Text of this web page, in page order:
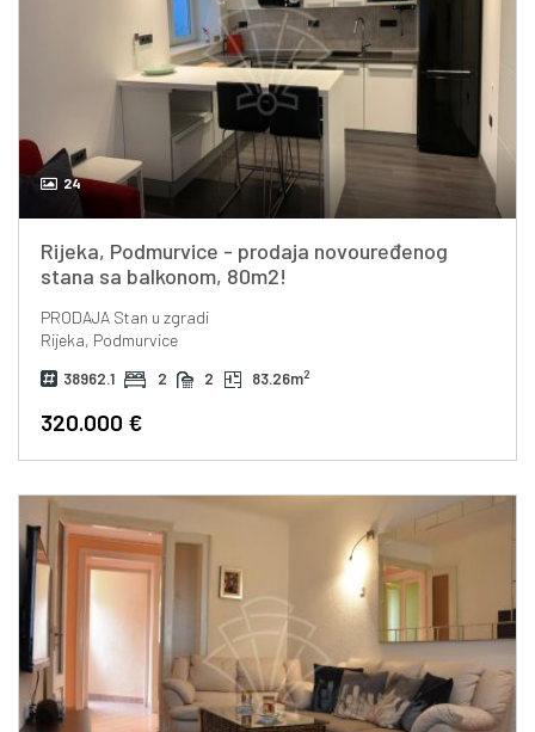
24
Rijeka, Podmurvice - prodaja novouređenog
stana sa balkonom, 80m2!
PRODAJAStan u zgradi
Rijeka, Podmurvice
38962.1 2 2 83.26m2
320.000 €